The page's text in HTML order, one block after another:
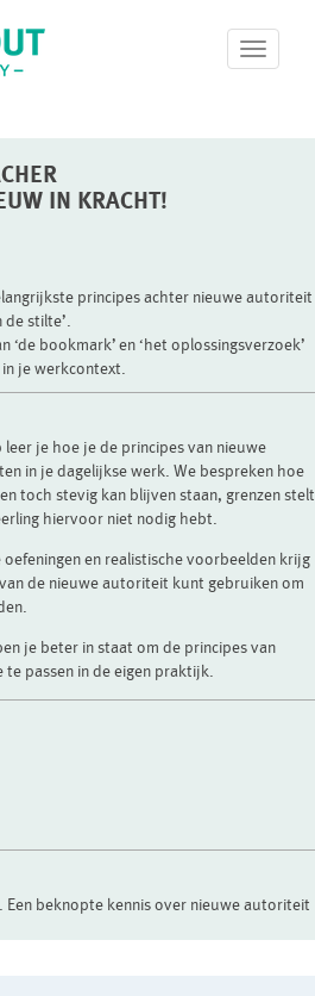
T
o
IN KRACHT!
principes achter nieuwe autoriteit
stilte’.
‘de bookmark’ en ‘het oplossingsverzoek’
je werkcontext.
je hoe je de principes van nieuwe
in je dagelijkse werk. We bespreken hoe
toch stevig kan blijven staan, grenzen stelt
hiervoor niet nodig hebt.
en realistische voorbeelden krijg
de nieuwe autoriteit kunt gebruiken om
je beter in staat om de principes van
passen in de eigen praktijk.
Een beknopte kennis over nieuwe autoriteit